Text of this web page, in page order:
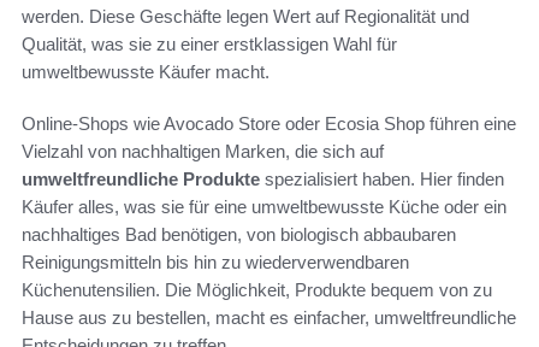
werden. Diese Geschäfte legen Wert auf Regionalität und
Qualität, was sie zu einer erstklassigen Wahl für
umweltbewusste Käufer macht.
Online-Shops wie Avocado Store oder Ecosia Shop führen eine
Vielzahl von nachhaltigen Marken, die sich auf
umweltfreundliche Produkte spezialisiert haben. Hier finden
Käufer alles, was sie für eine umweltbewusste Küche oder ein
nachhaltiges Bad benötigen, von biologisch abbaubaren
Reinigungsmitteln bis hin zu wiederverwendbaren
Küchenutensilien. Die Möglichkeit, Produkte bequem von zu
Hause aus zu bestellen, macht es einfacher, umweltfreundliche